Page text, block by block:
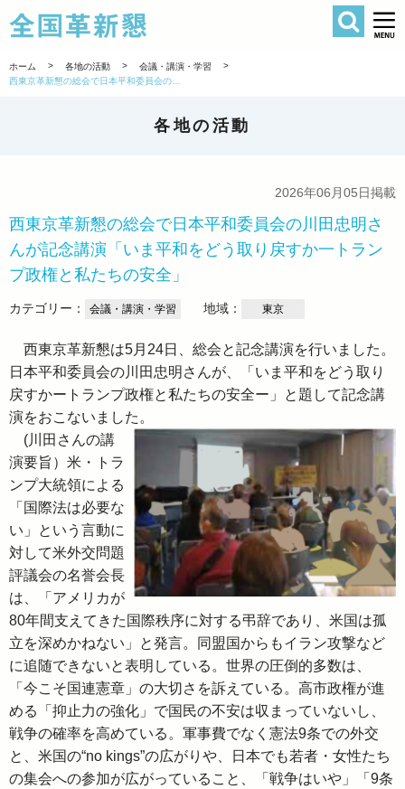
全国革新懇
検索
ホーム > 各地の活動 > 会議・講演・学習
>
各地の活動
2026年06月05日掲載
西東京革新懇の総会で日本平和委員会の川田忠明さ
んが記念講演「いま平和をどう取り戻すか一トラン
プ政権と私たちの安全」
カテゴリー： 会議・講演・学習 地域： 東京
西東京革新懇は5月24日、総会と記念講演を行いました。
日本平和委員会の川田忠明さんが、「いま平和をどう取り
戻すかートランプ政権と私たちの安全ー」と題して記念講
演をおこないました。
(川田さんの講
演要旨）米・トラ
ンプ大統領による
「国際法は必要な
い」という言動に
対して米外交問題
評議会の名誉会長
は、「アメリカが
80年間支えてきた国際秩序に対する弔辞であり、米国は孤
立を深めかねない」と発言。同盟国からもイラン攻撃など
に追随できないと表明している。世界の圧倒的多数は、
「今こそ国連憲章」の大切さを訴えている。高市政権が進
める「抑止力の強化」で国民の不安は収まっていないし、
戦争の確率を高めている。軍事費でなく憲法9条での外交
と、米国の“no kings”の広がりや、日本でも若者・女性たち
の集会への参加が広がっていること、「戦争はいや」「9条